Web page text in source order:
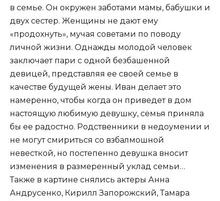
в семье. Он окружен заботами мамы, бабушки и
двух сестер. Женщины не дают ему
«продохнуть», мучая советами по поводу
личной жизни. Однажды молодой человек
заключает пари с одной безбашенной
девицей, представляя ее своей семье в
качестве будущей жены. Иван делает это
намеренно, чтобы когда он приведет в дом
настоящую любимую девушку, семья приняла
бы ее радостно. Родственники в недоумении и
не могут смириться со взбалмошной
невесткой, но постепенно девушка вносит
изменения в размеренный уклад семьи…
Также в картине снялись актеры Анна
Андрусенко, Кирилл Запорожский, Тамара